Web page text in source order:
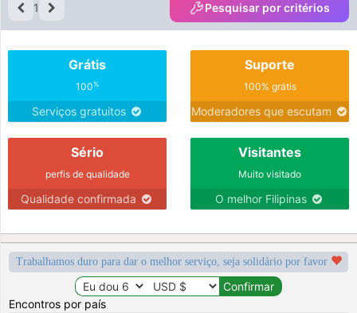
1 Pesquisar por critérios
Grátis
100%
Serviços gratuitos
Suporte
100% grátis
Moderadores que escutam
Sério
perfis de qualidade
Qualidade confirmada
Visitantes
Muito visitado
O melhor Filipinas
Trabalhamos duro para dar o melhor serviço, seja solidário por favor
Encontros por país